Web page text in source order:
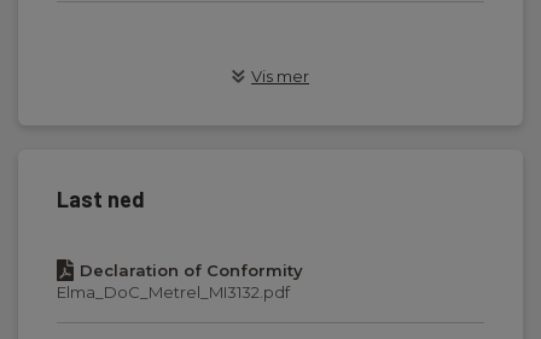
Batteri inkludert:
Minne:
Ja
Vis mer
Last ned
Declaration of Conformity
Elma_DoC_Metrel_MI3132.pdf